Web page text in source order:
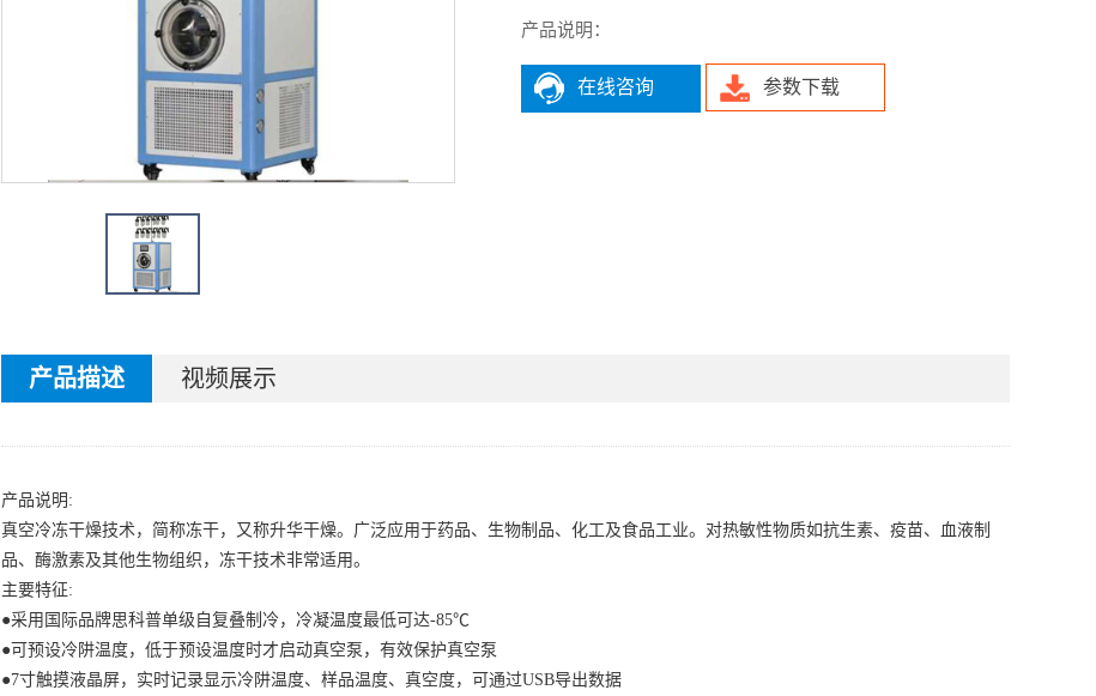
产品说明：
在线咨询 参数下载
产品描述 视频展示
产品说明 :
真空冷冻干燥技术，简称冻干，又称升华干燥。广泛应用于药品、生物制品、化工及食品工业。对热敏性物质如抗生素、疫苗、血液制
品、酶激素及其他生物组织，冻干技术非常适用。
主要特征:
●采用国际品牌思科普单级自复叠制冷，冷凝温度最低可达-85℃
●可预设冷阱温度，低于预设温度时才启动真空泵，有效保护真空泵
●7寸触摸液晶屏，实时记录显示冷阱温度、样品温度、真空度，可通过USB导出数据